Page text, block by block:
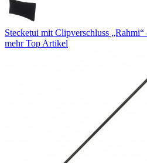
Stecketui mit Clipverschluss „Rahmi“
mehr Top Artikel